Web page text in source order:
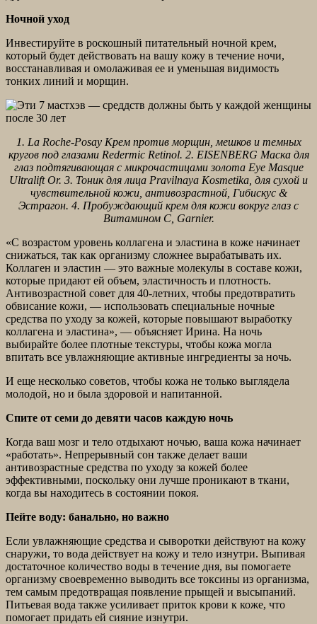
Ночной уход
Инвестируйте в роскошный питательный ночной крем,
который будет действовать на вашу кожу в течение ночи,
восстанавливая и омолаживая ее и уменьшая видимость
тонких линий и морщин.
1. La Roche-Posay Крем против морщин, мешков и темных
кругов под глазами Redermic Retinol. 2. EISENBERG Маска для
глаз подтягивающая с микрочастицами золота Eye Masque
Ultralift Or. 3. Тоник для лица Pravilnaya Kosmetika, для сухой и
чувствительной кожи, антивозрастной, Гибискус &
Эстрагон. 4. Пробуждающий крем для кожи вокруг глаз с
Витамином С, Garnier.
«С возрастом уровень коллагена и эластина в коже начинает
снижаться, так как организму сложнее вырабатывать их.
Коллаген и эластин — это важные молекулы в составе кожи,
которые придают ей объем, эластичность и плотность.
Антивозрастной совет для 40-летних, чтобы предотвратить
обвисание кожи, — использовать специальные ночные
средства по уходу за кожей, которые повышают выработку
коллагена и эластина», — объясняет Ирина. На ночь
выбирайте более плотные текстуры, чтобы кожа могла
впитать все увлажняющие активные ингредиенты за ночь.
И еще несколько советов, чтобы кожа не только выглядела
молодой, но и была здоровой и напитанной.
Спите от семи до девяти часов каждую ночь
Когда ваш мозг и тело отдыхают ночью, ваша кожа начинает
«работать». Непрерывный сон также делает ваши
антивозрастные средства по уходу за кожей более
эффективными, поскольку они лучше проникают в ткани,
когда вы находитесь в состоянии покоя.
Пейте воду: банально, но важно
Если увлажняющие средства и сыворотки действуют на кожу
снаружи, то вода действует на кожу и тело изнутри. Выпивая
достаточное количество воды в течение дня, вы помогаете
организму своевременно выводить все токсины из организма,
тем самым предотвращая появление прыщей и высыпаний.
Питьевая вода также усиливает приток крови к коже, что
помогает придать ей сияние изнутри.